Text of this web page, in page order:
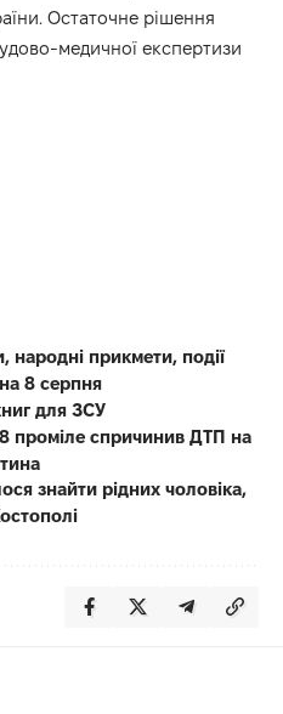
Остаточне рішення
медичної експертизи
народні прикмети, події
8 серпня
для ЗСУ
проміле спричинив ДТП на
знайти рідних чоловіка,